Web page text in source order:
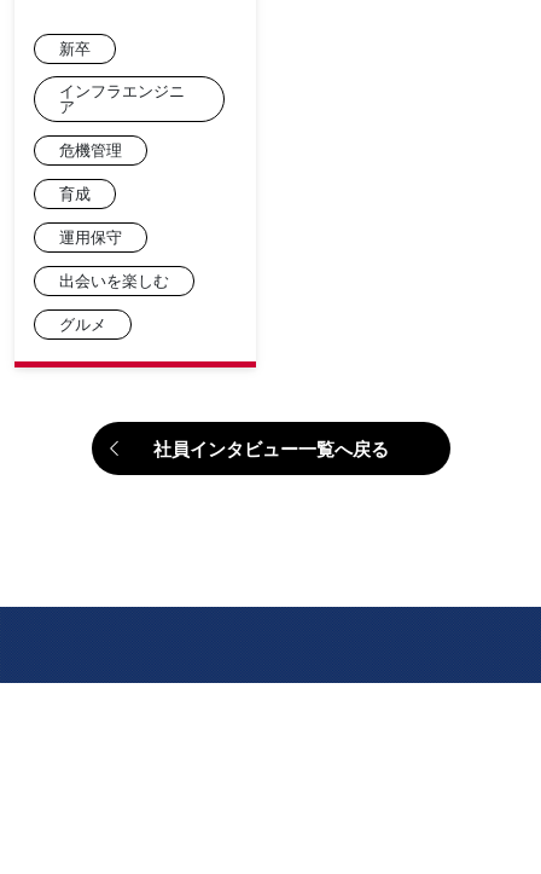
新卒
インフラエンジニ
ア
危機管理
育成
運用保守
出会いを楽しむ
グルメ
社員インタビュー一覧へ戻る